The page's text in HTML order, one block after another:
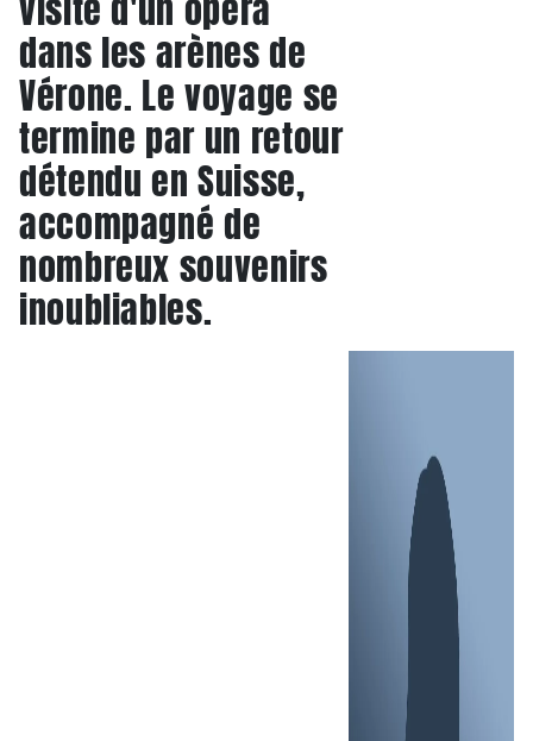
dans les arènes de
Vérone. Le voyage se
termine par un retour
détendu en Suisse,
accompagné de
nombreux souvenirs
inoubliables.